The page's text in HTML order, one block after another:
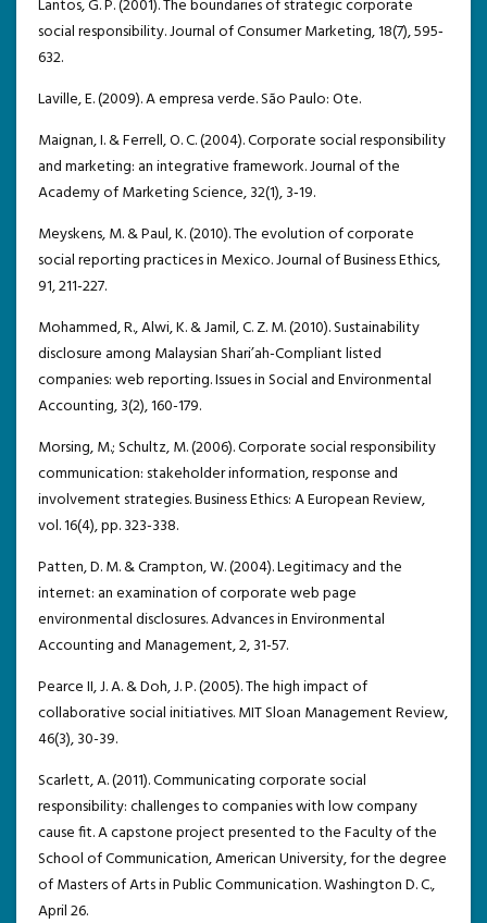
Lantos, G. P. (2001). The boundaries of strategic corporate
social responsibility. Journal of Consumer Marketing, 18(7), 595‐
632.
Laville, E. (2009). A empresa verde. São Paulo: Ote.
Maignan, I. & Ferrell, O. C. (2004). Corporate social responsibility
and marketing: an integrative framework. Journal of the
Academy of Marketing Science, 32(1), 3‐19.
Meyskens, M. & Paul, K. (2010). The evolution of corporate
social reporting practices in Mexico. Journal of Business Ethics,
91, 211-227.
Mohammed, R., Alwi, K. & Jamil, C. Z. M. (2010). Sustainability
disclosure among Malaysian Shari’ah-Compliant listed
companies: web reporting. Issues in Social and Environmental
Accounting, 3(2), 160-179.
Morsing, M.; Schultz, M. (2006). Corporate social responsibility
communication: stakeholder information, response and
involvement strategies. Business Ethics: A European Review,
vol. 16(4), pp. 323-338.
Patten, D. M. & Crampton, W. (2004). Legitimacy and the
internet: an examination of corporate web page
environmental disclosures. Advances in Environmental
Accounting and Management, 2, 31-57.
Pearce II, J. A. & Doh, J. P. (2005). The high impact of
collaborative social initiatives. MIT Sloan Management Review,
46(3), 30-39.
Scarlett, A. (2011). Communicating corporate social
responsibility: challenges to companies with low company
cause fit. A capstone project presented to the Faculty of the
School of Communication, American University, for the degree
of Masters of Arts in Public Communication. Washington D. C.,
April 26.